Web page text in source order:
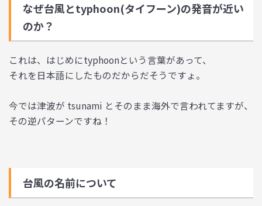
なぜ台風とtyphoon(タイフーン)の発音が近い
のか？
これは、はじめにtyphoonという言葉があって、
それを日本語にしたものだからだそうですょ。
今では津波が tsunami とそのまま海外で言われてますが、
その逆パターンですね！
台風の名前について